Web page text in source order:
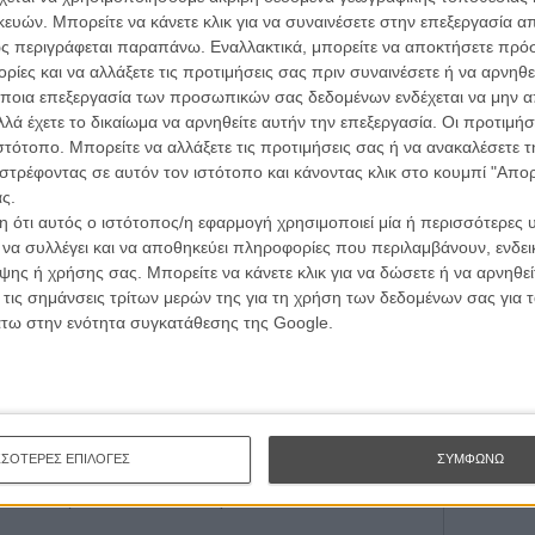
Μπορείτε να κάνετε κλικ για να συναινέσετε στην επεξεργασία
περιγράφεται παραπάνω. Εναλλακτικά, μπορείτε να αποκτήσετε
και να αλλάξετε τις προτιμήσεις σας πριν συναινέσετε ή να
επεξεργασία των προσωπικών σας δεδομένων ενδέχεται να μην
έχετε το δικαίωμα να αρνηθείτε αυτήν την επεξεργασία. Οι
Μπορείτε να αλλάξετε τις προτιμήσεις σας ή να ανακαλέσετε
σε αυτόν τον ιστότοπο και κάνοντας κλικ στο κουμπί
αυτός ο ιστότοπος/η εφαρμογή χρησιμοποιεί μία ή περισσότερες
συλλέγει και να αποθηκεύει πληροφορίες που περιλαμβάνουν,
ή χρήσης σας. Μπορείτε να κάνετε κλικ για να δώσετε ή να
σημάνσεις τρίτων μερών της για τη χρήση των δεδομένων σας
στην ενότητα συγκατάθεσης της Google.
ΕΠΙΛΟΓΕΣ ΣΥΜΦΩΝΩ
το κοντινό τους!
ένα trailer που έκανε όλο τον κόσμο να
τρομακτικός και psycho και killer!
Squad»
της ταινία ως Harley Quinn
του φετινού καλοκαιριού!